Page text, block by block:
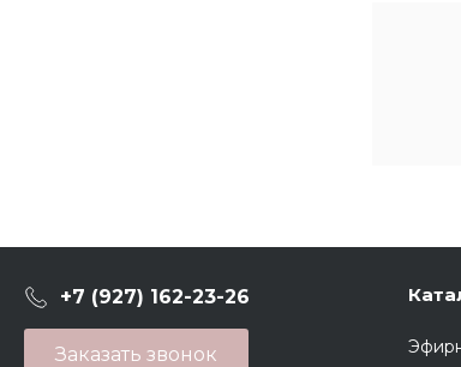
+7 (927) 162-23-26
Заказать звонок